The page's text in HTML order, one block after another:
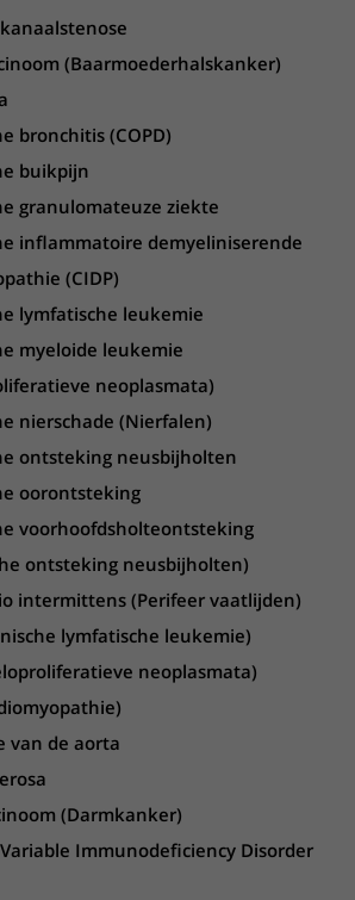
(Baarmoederhalskanker)
bronchitis (COPD)
buikpijn
granulomateuze ziekte
inflammatoire demyeliniserende
(CIDP)
lymfatische leukemie
myeloide leukemie
neoplasmata)
nierschade (Nierfalen)
ontsteking neusbijholten
oorontsteking
voorhoofdsholteontsteking
ontsteking neusbijholten)
intermittens (Perifeer vaatlijden)
lymfatische leukemie)
neoplasmata)
van de aorta
(Darmkanker)
Immunodeficiency Disorder